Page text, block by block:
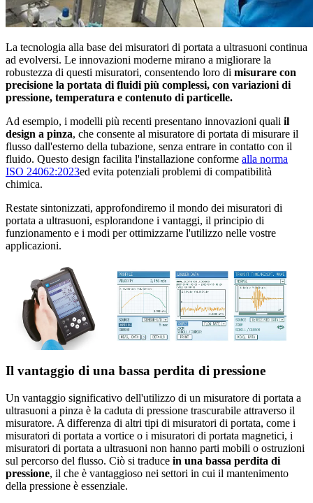
La tecnologia alla base dei misuratori di portata a ultrasuoni continua
ad evolversi. Le innovazioni moderne mirano a migliorare la
robustezza di questi misuratori, consentendo loro di misurare con
precisione la portata di fluidi più complessi, con variazioni di
pressione, temperatura e contenuto di particelle.
Ad esempio, i modelli più recenti presentano innovazioni quali il
design a pinza, che consente al misuratore di portata di misurare il
flusso dall'esterno della tubazione, senza entrare in contatto con il
fluido. Questo design facilita l'installazione conforme alla norma
ISO 24062:2023ed evita potenziali problemi di compatibilità
chimica.
Restate sintonizzati, approfondiremo il mondo dei misuratori di
portata a ultrasuoni, esplorandone i vantaggi, il principio di
funzionamento e i modi per ottimizzarne l'utilizzo nelle vostre
applicazioni.
Il vantaggio di una bassa perdita di pressione
Un vantaggio significativo dell'utilizzo di un misuratore di portata a
ultrasuoni a pinza è la caduta di pressione trascurabile attraverso il
misuratore. A differenza di altri tipi di misuratori di portata, come i
misuratori di portata a vortice o i misuratori di portata magnetici, i
misuratori di portata a ultrasuoni non hanno parti mobili o ostruzioni
sul percorso del flusso. Ciò si traduce in una bassa perdita di
pressione, il che è vantaggioso nei settori in cui il mantenimento
della pressione è essenziale.